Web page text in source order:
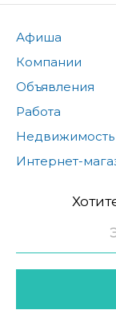
Афиша
Компании
Объявления
Работа
Недвижимость
Интернет-